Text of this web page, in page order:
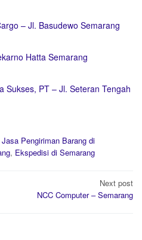
– Jl. Basudewo Semarang
Hatta Semarang
Sukses, PT – Jl. Seteran Tengah
Jasa Pengiriman Barang di
, Ekspedisi di Semarang
Next post
NCC Computer – Semarang